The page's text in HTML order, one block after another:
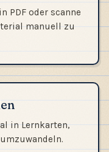
PDF oder scanne
manuell zu
in Lernkarten,